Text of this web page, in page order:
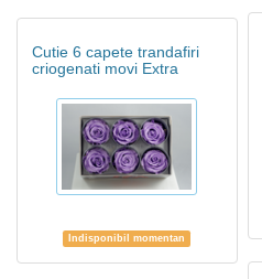
Cutie 6 capete trandafiri
criogenati movi Extra
Indisponibil momentan